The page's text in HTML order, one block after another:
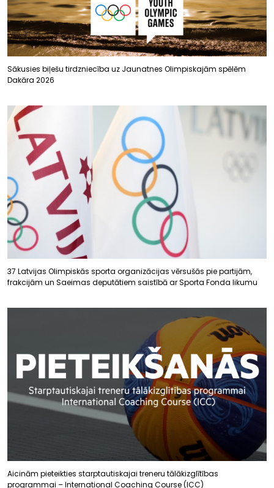
Sākusies biļešu tirdzniecība uz Jaunatnes Olimpiskajām spēlēm
Dakāra 2026
37 Latvijas Olimpiskās sporta organizācijas vērsušās pie partijām,
frakcijām un Saeimas deputātiem saistībā ar Sporta Fonda likumu
Aicinām pieteikties starptautiskajai treneru tālākizglītības
programmai – International Coaching Course (ICC)